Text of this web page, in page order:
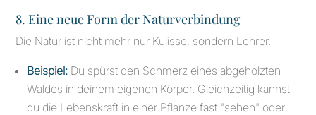
8. Eine neue Form der Naturverbindung
Die Natur ist nicht mehr nur Kulisse, sondern Lehrer.
Beispiel: Du spürst den Schmerz eines abgeholzten
Waldes in deinem eigenen Körper. Gleichzeitig kannst
du die Lebenskraft in einer Pflanze fast "sehen" oder